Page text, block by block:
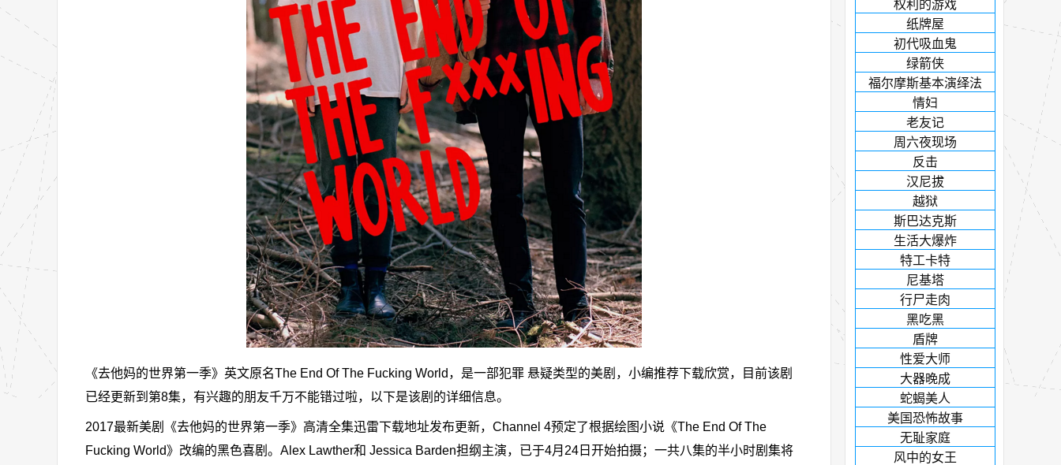
《去他妈的世界第一季》英文原名The End Of The Fucking World，是一部犯罪 悬疑类型的美剧，小编推荐下载欣赏，目前该剧
已经更新到第8集，有兴趣的朋友千万不能错过啦，以下是该剧的详细信息。
2017最新美剧《去他妈的世界第一季》高清全集迅雷下载地址发布更新，Channel 4预定了根据绘图小说《The End Of The
Fucking World》改编的黑色喜剧。Alex Lawther和 Jessica Barden担纲主演，已于4月24日开始拍摄；一共八集的半小时剧集将
权利的游戏
纸牌屋
初代吸血鬼
绿箭侠
福尔摩斯基本演绎法
情妇
老友记
周六夜现场
反击
汉尼拔
越狱
斯巴达克斯
生活大爆炸
特工卡特
尼基塔
行尸走肉
黑吃黑
盾牌
性爱大师
大器晚成
蛇蝎美人
美国恐怖故事
无耻家庭
风中的女王